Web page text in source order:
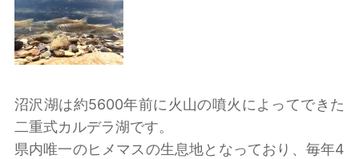
沼沢湖は約5600年前に火山の噴火によってできた
二重式カルデラ湖です。
県内唯一のヒメマスの生息地となっており、毎年4